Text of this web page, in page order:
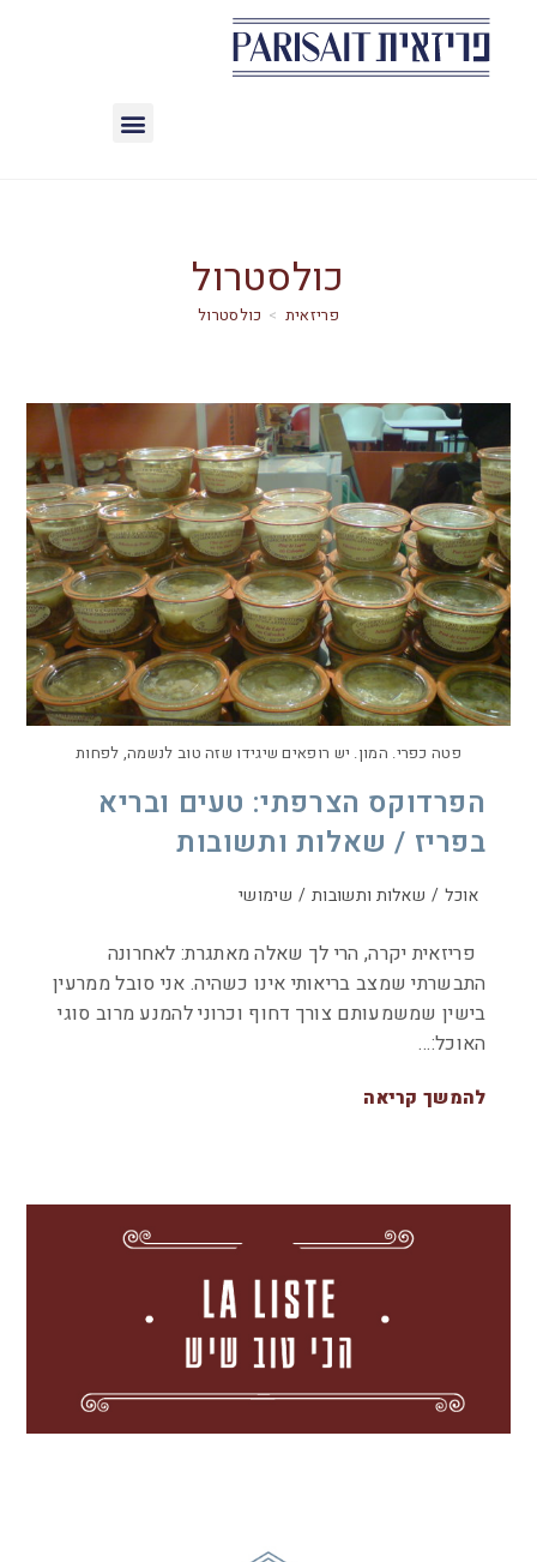
כולסטרול
> כולסטרול
פטה כפרי. המון. יש רופאים שיגידו שזה טוב לנשמה, לפחות
הפרדוקס הצרפתי: טעים ובריא
בפריז / שאלות ותשובות
אוכל / שאלות ותשובות / שימושי
פריזאית יקרה, הרי לך שאלה מאתגרת: לאחרונה
התבשרתי שמצב בריאותי אינו כשהיה. אני סובל ממרעין
בישין שמשמעותם צורך דחוף וכרוני להמנע מרוב סוגי
האוכל:…
להמשך קריאה